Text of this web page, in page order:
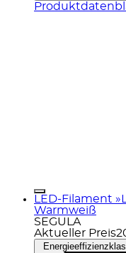
LED-Filament
Warmweiß
SEGULA
Aktueller Preis